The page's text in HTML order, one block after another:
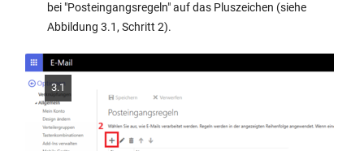
bei "Posteingangsregeln" auf das Pluszeichen (siehe
Abbildung 3.1, Schritt 2).
3.1